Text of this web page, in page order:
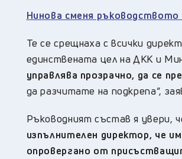
Нинова сменя ръководството
Те се срещнаха с всички
единствената цел на ДКК и
управлява прозрачно, да се
да разчитате на подкрепа“,
Ръководният състав я увери,
изпълнителен директор, че
опровергано от